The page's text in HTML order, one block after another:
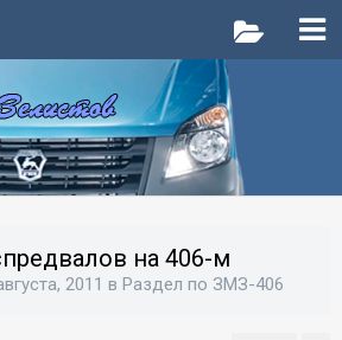
на 406-м
2011 в Раздел по ЗМЗ-406